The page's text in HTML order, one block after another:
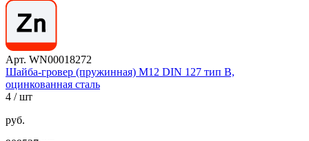
Арт. WN00018272
Шайба-гровер (пружинная) М12 DIN 127 тип B,
оцинкованная сталь
4 / шт
руб.